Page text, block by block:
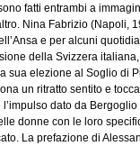
fatti entrambi a
Nina Fabrizio (Napoli,
e per alcuni
della Svizzera
sua elezione al Soglio di
un ritratto sentito e
dato da
donne con le loro
La prefazione di